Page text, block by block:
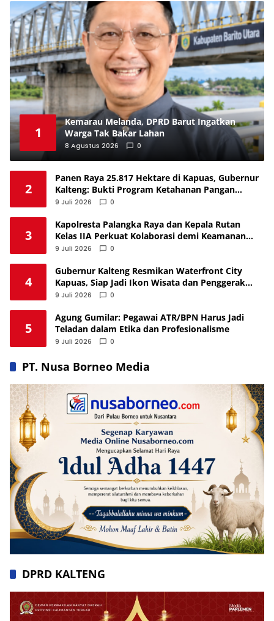
1
Kemarau Melanda, DPRD Barut Ingatkan
Warga Tak Bakar Lahan
8 Agustus 2026 0
2
Panen Raya 25.817 Hektare di Kapuas, Gubernur
Kalteng: Bukti Program Ketahanan Pangan
Berjalan
9 Juli 2026 0
3
Kapolresta Palangka Raya dan Kepala Rutan
Kelas IIA Perkuat Kolaborasi demi Keamanan
Kota
9 Juli 2026 0
4
Gubernur Kalteng Resmikan Waterfront City
Kapuas, Siap Jadi Ikon Wisata dan Penggerak
Ekonomi
9 Juli 2026 0
5
Agung Gumilar: Pegawai ATR/BPN Harus Jadi
Teladan dalam Etika dan Profesionalisme
9 Juli 2026 0
PT. Nusa Borneo Media
DPRD KALTENG